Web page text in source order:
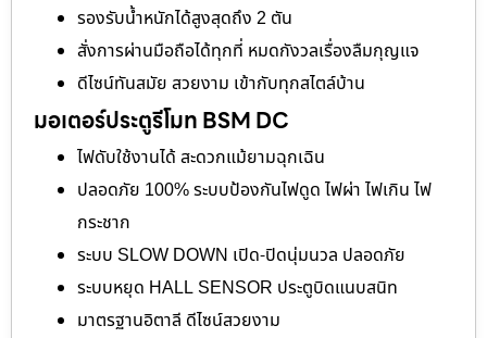
รองรับน้ำหนักได้สูงสุดถึง 2 ตัน
สั่งการผ่านมือถือได้ทุกที่ หมดกังวลเรื่องลืมกุญแจ
ดีไซน์ทันสมัย สวยงาม เข้ากับทุกสไตล์บ้าน
มอเตอร์ประตูรีโมท BSM DC
ไฟดับใช้งานได้ สะดวกแม้ยามฉุกเฉิน
ปลอดภัย 100% ระบบป้องกันไฟดูด ไฟผ่า ไฟเกิน ไฟ
กระชาก
ระบบ SLOW DOWN เปิด-ปิดนุ่มนวล ปลอดภัย
ระบบหยุด HALL SENSOR ประตูบิดแนบสนิท
มาตรฐานอิตาลี ดีไซน์สวยงาม